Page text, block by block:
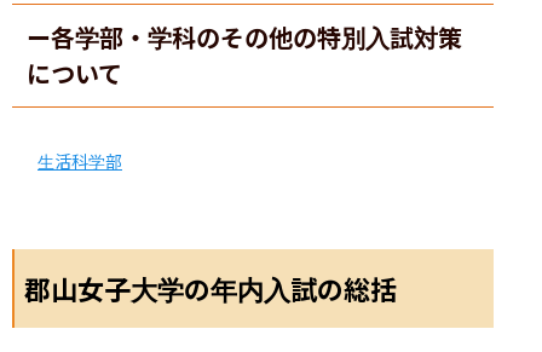
ー各学部・学科のその他の特別入試対策
について
生活科学部
郡山女子大学の年内入試の総括